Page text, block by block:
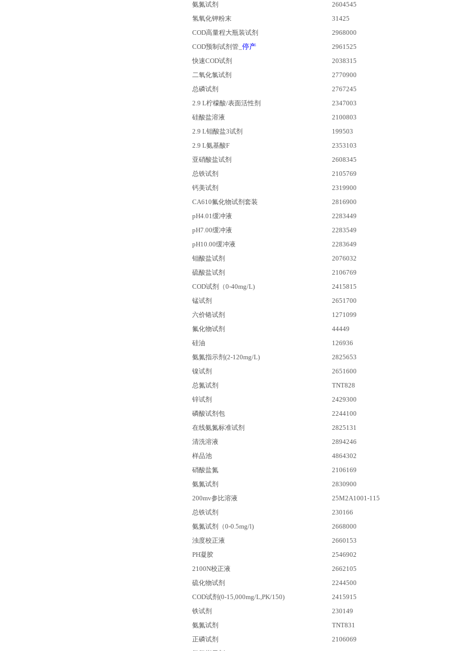
氨氮试剂
2604545
氢氧化钾粉末
31425
COD高量程大瓶装试剂
2968000
COD预制试剂管_ 停产
2961525
快速COD试剂
2038315
二氧化氯试剂
2770900
总磷试剂
2767245
2.9 L柠檬酸/表面活性剂
2347003
硅酸盐溶液
2100803
2.9 L钼酸盐3试剂
199503
2.9 L氨基酸F
2353103
亚硝酸盐试剂
2608345
总铁试剂
2105769
钙美试剂
2319900
CA610氟化物试剂套装
2816900
pH4.01缓冲液
2283449
pH7.00缓冲液
2283549
pH10.00缓冲液
2283649
钼酸盐试剂
2076032
硫酸盐试剂
2106769
COD试剂（0-40mg/L)
2415815
锰试剂
2651700
六价铬试剂
1271099
氟化物试剂
44449
硅油
126936
氨氮指示剂(2-120mg/L)
2825653
镍试剂
2651600
总氮试剂
TNT828
锌试剂
2429300
磷酸试剂包
2244100
在线氨氮标准试剂
2825131
清洗溶液
2894246
样品池
4864302
硝酸盐氮
2106169
氨氮试剂
2830900
200mv参比溶液
25M2A1001-115
总铁试剂
230166
氨氮试剂（0-0.5mg/l)
2668000
浊度校正液
2660153
PH凝胶
2546902
2100N校正液
2662105
硫化物试剂
2244500
COD试剂(0-15,000mg/L,PK/150)
2415915
铁试剂
230149
氨氮试剂
TNT831
正磷试剂
2106069